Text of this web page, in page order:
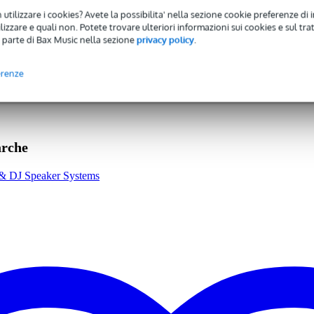
utilizzare i cookies? Avete la possibilita' nella sezione cookie preferenze di
e quali non. Potete trovare ulteriori informazioni sui cookies e sul
di Bax Music nella sezioneprivacy policy.
XLR, out / link / thru
(380 mm)
Hz
x 65,0 x 56,0 cm
DJ Speaker Systems